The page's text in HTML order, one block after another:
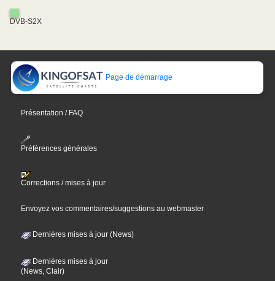
DVB-S2X
Page de démarrage
Présentation / FAQ
Préférences générales
Corrections / mises à jour
Envoyez vos commentaires/suggestions au webmaster
Dernières mises à jour (News)
Dernières mises à jour
(News, Clair)